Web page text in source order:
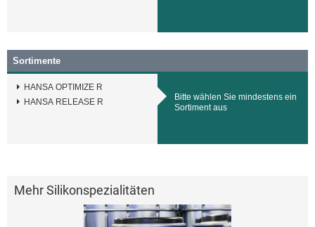
Sortimente
HANSA OPTIMIZE R
HANSA RELEASE R
Bitte wählen Sie mindestens ein
Sortiment aus
Mehr Silikonspezialitäten